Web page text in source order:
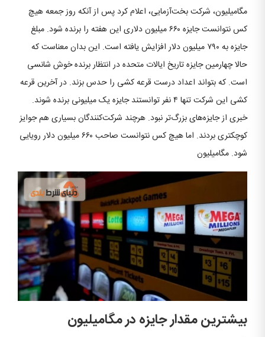
مگامیلیون، شرکت بخت‌آزمایی، اعلام کرد پس از آنکه روز جمعه هیچ
کس نتوانست جایزه ۶۶۰ میلیون دلاری این هفته را برنده شود. مبلغ
جایزه به ۷۹۰ میلیون دلار افزایش یافته است. این بدان معناست که
حالا چهارمین جایزه تاریخ ایالات متحده در انتظار برنده خوش شانسی
است. که بتواند اعداد درست قرعه کشی را حدس بزند. در آخرین قرعه
کشی این شرکت تنها ۴ نفر توانستند جایزه یک میلیونی برنده شوند.
خبری از جایزه‌های بزرگ‌تر نبود. هرچند شرکت‌کنندگان بسیاری هم جوایز
کوچکتری بردند. اما هیچ کس نتوانست صاحب ۶۶۰ میلیون دلار رویایی
شود. مگامیلیون
بیشترین مقدار جایزه در مگامیلیون